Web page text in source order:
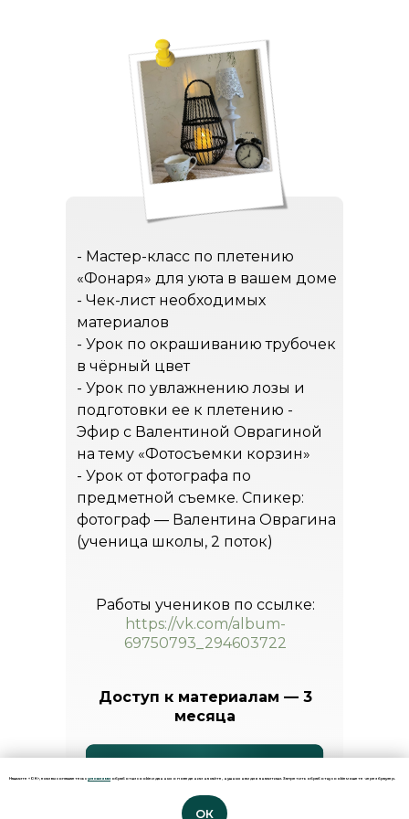
Нажмите «ОК», если вы соглашаетесь с условиями обработки cookie и данных о поведении на сайте, нужных нам для аналитики. Запретить обработку cookie можете через браузер.
ОК
- Мастер-класс по плетению
«Фонаря» для уюта в вашем доме
- Чек-лист необходимых
материалов
- Урок по окрашиванию трубочек
в чёрный цвет
- Урок по увлажнению лозы и
подготовки ее к плетению -
Эфир с Валентиной Оврагиной
на тему «Фотосъемки корзин»
- Урок от фотографа по
предметной съемке. Спикер:
фотограф — Валентина Оврагина
(ученица школы, 2 поток)
Работы учеников по ссылке:
https://vk.com/album-
69750793_294603722
Доступ к материалам — 3
месяца